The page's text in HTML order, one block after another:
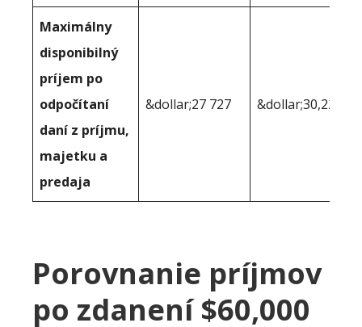
Maximálny
disponibilný
príjem po
odpočítaní
daní z príjmu,
majetku a
predaja
&dollar;27 727 &dollar;30,220
Porovnanie príjmov
po zdanení $60,000